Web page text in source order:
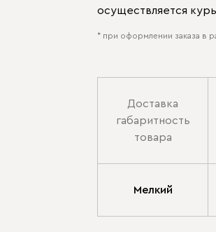
осуществляется
* при оформлении заказа в
Доставка
габаритность
товара
Мелкий